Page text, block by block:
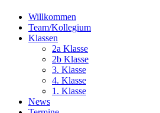
Willkommen
Team/Kollegium
Klassen
2a Klasse
2b Klasse
3. Klasse
4. Klasse
1. Klasse
News